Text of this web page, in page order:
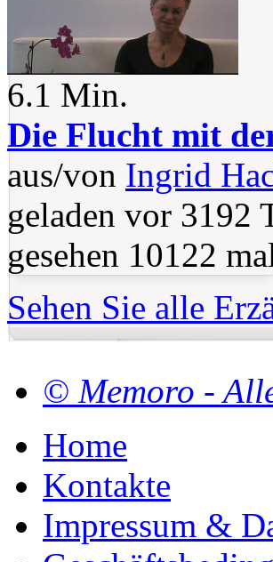
6.1 Min.
Die Flucht mit
aus/von Ingrid
geladen vor 3192
gesehen 10122
Sehen Sie alle
© Memoro -
Home
Kontakte
Impressum &